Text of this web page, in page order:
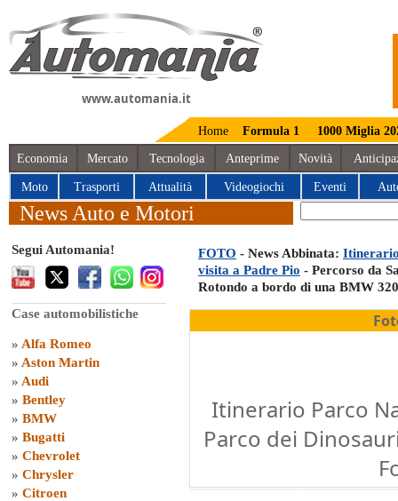
www.automania.it
Home Formula 1 1000 Miglia
Economia Mercato Tecnologia Anteprime Novità
Moto Trasporti Attualità Videogiochi Eventi
News Auto e Motori
Segui Automania!
Case automobilistiche
» Alfa Romeo
» Aston Martin
» Audi
» Bentley
» BMW
» Bugatti
» Chevrolet
» Chrysler
» Citroen
FOTO - News Abbinata:
visita a Padre Pio - Percorso da
Rotondo a bordo di una BMW
Itinerario Parco
Parco dei